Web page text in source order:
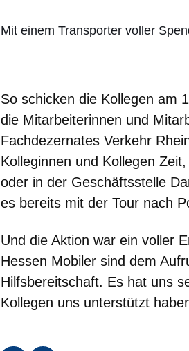
Mit einem Transporter voller
So schicken die Kollegen am
die Mitarbeiterinnen und
Fachdezernates Verkehr
Kolleginnen und Kollegen
oder in der Geschäftsstelle
es bereits mit der Tour nach
Und die Aktion war ein voller
Hessen Mobiler sind dem
Hilfsbereitschaft. Es hat uns
Kollegen uns unterstützt